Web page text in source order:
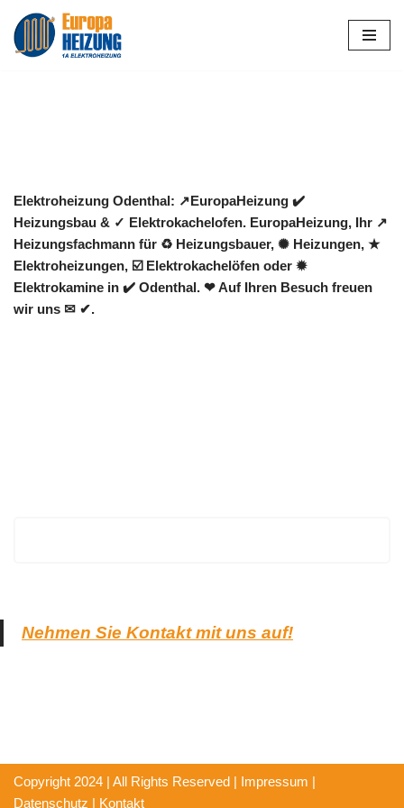
Zum
Elektroheizung Odenthal: ↗️EuropaHeizung ✔️
Heizungsbau & ✓ Elektrokachelofen. EuropaHeizung, Ihr ↗️
Heizungsfachmann für ♻ Heizungsbauer, ✺ Heizungen, ★
Elektroheizungen, ☑️ Elektrokachelöfen oder ✹
Elektrokamine in ✔️ Odenthal. ❤ Auf Ihren Besuch freuen
wir uns ✉ ✔.
Nehmen Sie Kontakt mit uns auf!
Copyright 2024 | All Rights Reserved | Impressum |
Datenschutz | Kontakt